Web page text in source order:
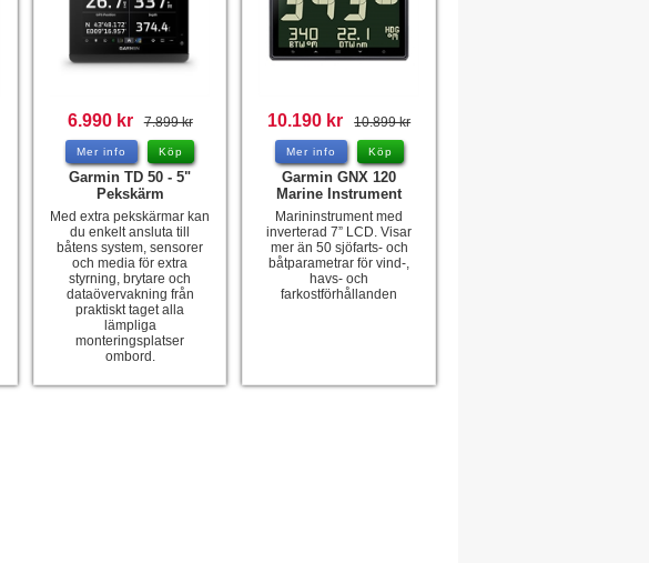
6.990 kr 7.899 kr
Mer info Köp
Garmin TD 50 - 5"
Pekskärm
Med extra pekskärmar kan
du enkelt ansluta till
båtens system, sensorer
och media för extra
styrning, brytare och
dataövervakning från
praktiskt taget alla
lämpliga
monteringsplatser
ombord.
10.190 kr 10.899 kr
Mer info Köp
Garmin GNX 120
Marine Instrument
Marininstrument med
inverterad 7” LCD. Visar
mer än 50 sjöfarts- och
båtparametrar för vind-,
havs- och
farkostförhållanden